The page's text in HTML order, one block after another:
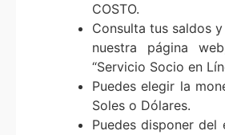
COSTO.
Consulta tus saldos
nuestra página
“Servicio Socio en
Puedes elegir la
Soles o Dólares.
Puedes disponer del